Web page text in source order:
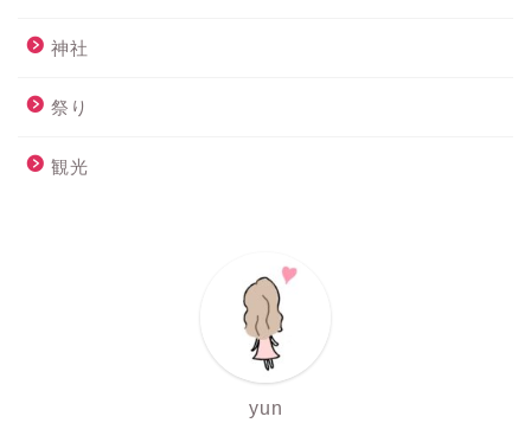
神社
祭り
観光
yun